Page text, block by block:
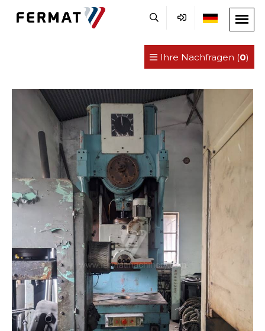
Ihre Nachfragen (0)